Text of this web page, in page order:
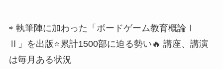
⇨ 執筆陣に加わった「ボードゲーム教育概論Ⅰ
Ⅱ」を出版⭐️累計1500部に迫る勢い🔥 講座、講演
は毎月ある状況